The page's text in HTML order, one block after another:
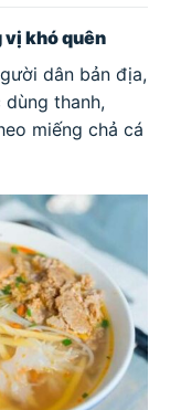
vị khó quên
dân bản địa,
thanh,
miếng chả cá